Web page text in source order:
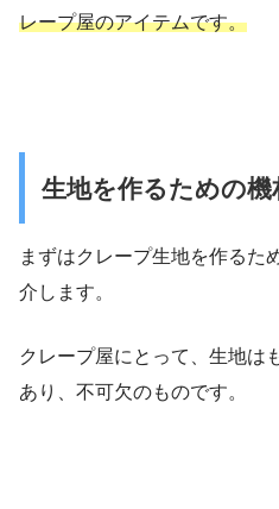
レープ屋のアイテムです。
生地を作るための機
まずはクレープ生地を作るた
介します。
クレープ屋にとって、生地は
あり、不可欠のものです。